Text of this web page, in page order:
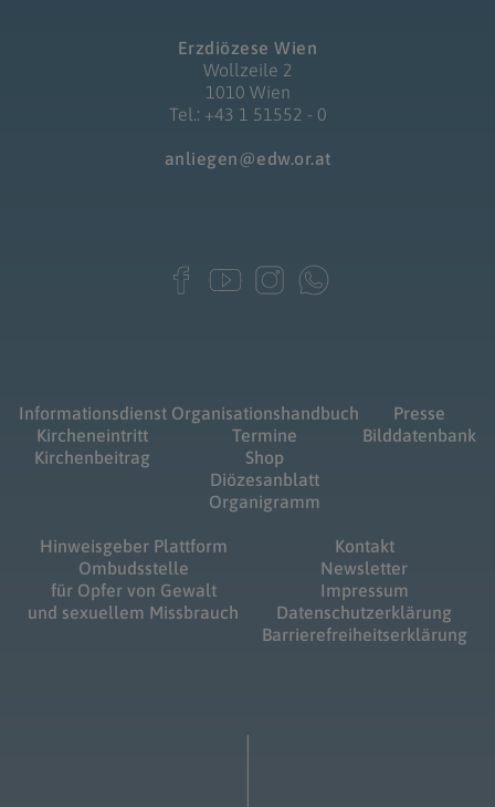
Erzdiözese Wien
Wollzeile 2
1010 Wien
Tel.: +43 1 51552 - 0
anliegen@edw.or.at
Informationsdienst
Kircheneintritt
Kirchenbeitrag
Organisationshandbuch
Termine
Shop
Diözesanblatt
Organigramm
Presse
Bilddatenbank
Hinweisgeber Plattform
Ombudsstelle
für Opfer von Gewalt
und sexuellem Missbrauch
Kontakt
Newsletter
Impressum
Datenschutzerklärung
Barrierefreiheitserklärung